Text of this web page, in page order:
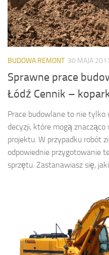
BUDOWA REMONT 30 MAJA
Sprawne prace
Łódź Cennik –
Prace budowlane to nie
decyzji, które mogą
projektu. W przypadku robót
odpowiednie przygotowanie
sprzętu. Zastanawiasz się,